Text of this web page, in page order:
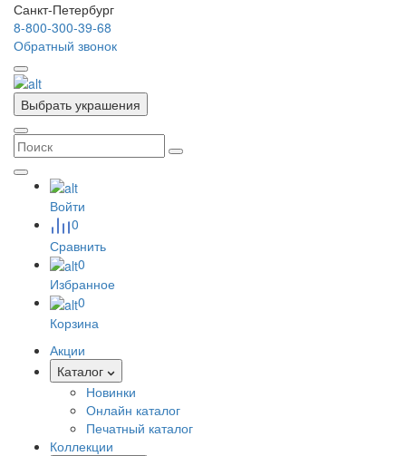
Санкт-Петербург
8-800-300-39-68
Обратный звонок
Выбрать украшения
Войти
0
Сравнить
0
Избранное
0
Корзина
Акции
Каталог
Новинки
Онлайн каталог
Печатный каталог
Коллекции